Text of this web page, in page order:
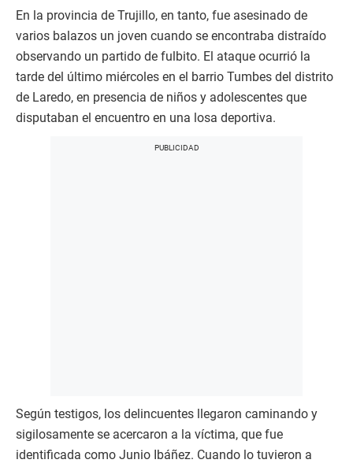
En la provincia de Trujillo, en tanto, fue asesinado de
varios balazos un joven cuando se encontraba distraído
observando un partido de fulbito. El ataque ocurrió la
tarde del último miércoles en el barrio Tumbes del distrito
de Laredo, en presencia de niños y adolescentes que
disputaban el encuentro en una losa deportiva.
Según testigos, los delincuentes llegaron caminando y
sigilosamente se acercaron a la víctima, que fue
identificada como Junio Ibáñez. Cuando lo tuvieron a